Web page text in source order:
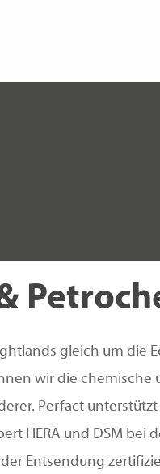
gleich um die
wir die chemische
Perfact
HERA und DSM bei
Entsendung